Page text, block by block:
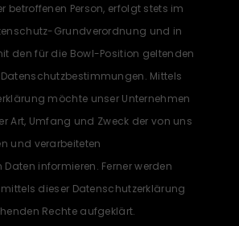
betroffenen Person, erfolgt stets im
Grundverordnung und in
den für die Bowl-Position geltenden
Mittels
möchte unser Unternehmen
Art, Umfang und Zweck der von uns
und verarbeiteten
informieren. Ferner werden
dieser Datenschutzerklärung
Rechte aufgeklärt.